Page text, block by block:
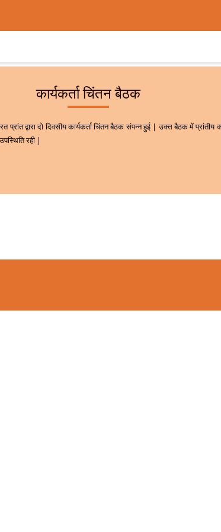
कार्यकर्ता चिंतन बैठक
प्रांत द्वारा दो दिवसीय कार्यकर्ता चिंतन बैठक संपन्न हुई | उक्त्त बैठक में
रही |